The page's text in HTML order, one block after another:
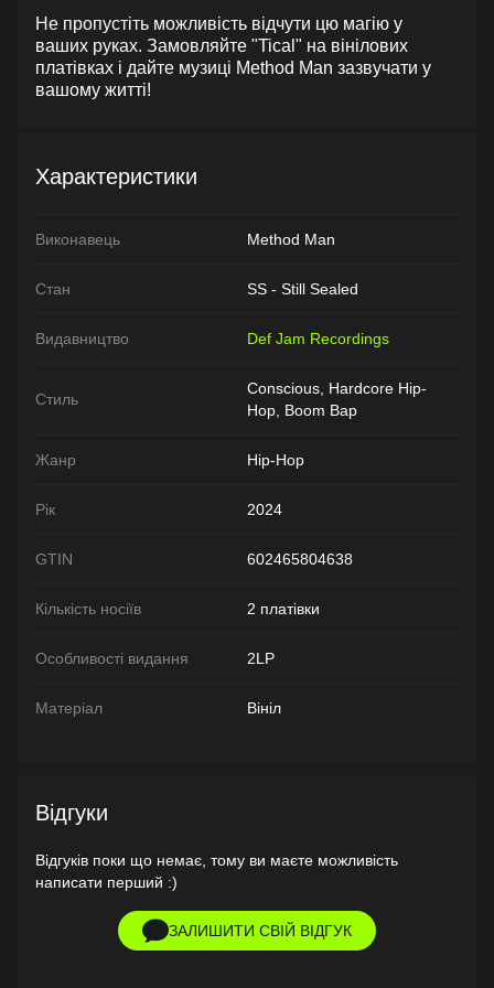
Не пропустіть можливість відчути цю магію у
ваших руках. Замовляйте "Tical" на вінілових
платівках і дайте музиці Method Man зазвучати у
вашому житті!
Характеристики
Виконавець Method Man
Стан SS - Still Sealed
Видавництво Def Jam Recordings
Стиль
Conscious, Hardcore Hip-
Hop, Boom Bap
Жанр Hip-Hop
Рік 2024
GTIN 602465804638
Кількість носіїв 2 платівки
Особливості видання 2LP
Матеріал Вініл
Відгуки
Відгуків поки що немає, тому ви маєте можливість
написати перший :)
ЗАЛИШИТИ СВІЙ ВІДГУК